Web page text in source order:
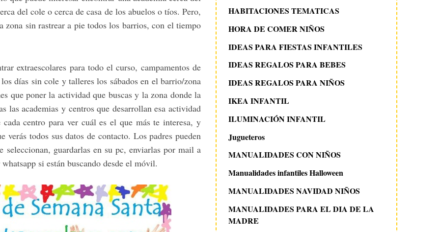
del cole o cerca de casa de los abuelos o tíos. Pero,
sin rastrear a pie todos los barrios, con el tiempo
extraescolares para todo el curso, campamentos de
días sin cole y talleres los sábados en el barrio/zona
que poner la actividad que buscas y la zona donde la
las academias y centros que desarrollan esa actividad
centro para ver cuál es el que más te interesa, y
todos sus datos de contacto. Los padres pueden
guardarlas en su pc, enviarlas por mail a
si están buscando desde el móvil.
HABITACIONES TEMATICAS
HORA DE COMER NIÑOS
IDEAS PARA FIESTAS INFANTILES
IDEAS REGALOS PARA BEBES
IDEAS REGALOS PARA NIÑOS
IKEA INFANTIL
ILUMINACIÓN INFANTIL
Jugueteros
MANUALIDADES CON NIÑOS
Manualidades infantiles Halloween
MANUALIDADES NAVIDAD NIÑOS
MANUALIDADES PARA EL DIA DE LA
MADRE